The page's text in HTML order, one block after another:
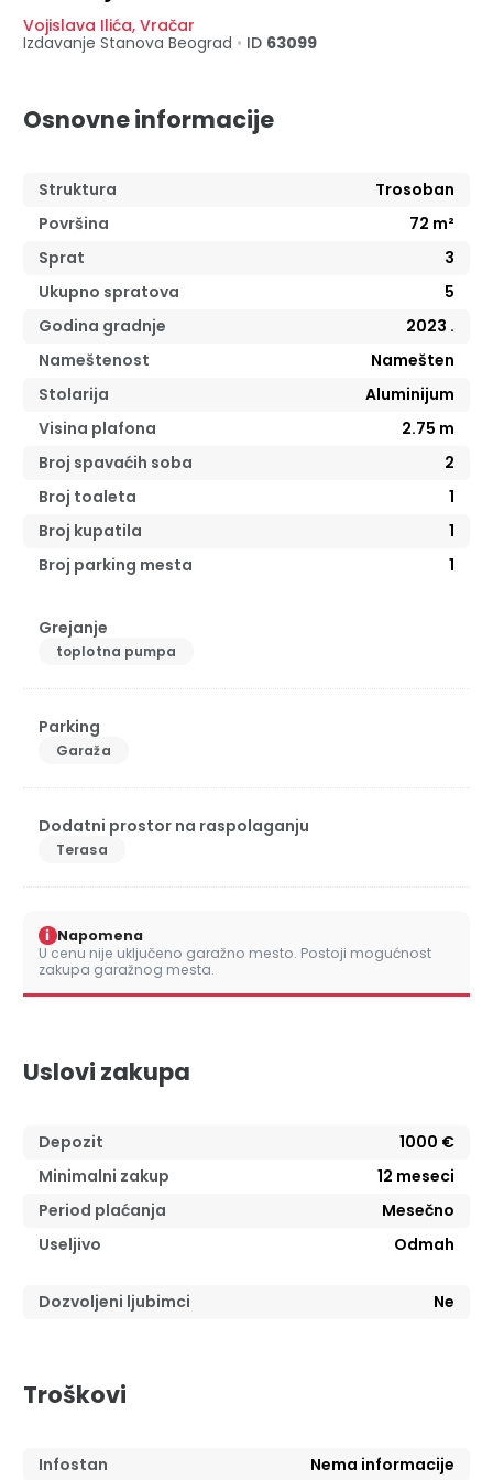
Vojislava Ilića, Vračar
Izdavanje Stanova Beograd • ID 63099
Osnovne informacije
Struktura
Trosoban
Površina
72 m²
Sprat
3
Ukupno spratova
5
Godina gradnje
2023 .
Nameštenost
Namešten
Stolarija
Aluminijum
Visina plafona
2.75 m
Broj spavaćih soba
2
Broj toaleta
1
Broj kupatila
1
Broj parking mesta
1
Grejanje
toplotna pumpa
Parking
Garaža
Dodatni prostor na raspolaganju
Terasa
i Napomena
U cenu nije uključeno garažno mesto. Postoji mogućnost
zakupa garažnog mesta.
Uslovi zakupa
Depozit
1000 €
Minimalni zakup
12 meseci
Period plaćanja
Mesečno
Useljivo
Odmah
Dozvoljeni ljubimci Ne
Troškovi
Infostan Nema informacije